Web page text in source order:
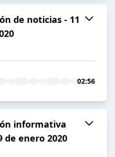
de noticias - 11
02:56
informativa
de enero 2020